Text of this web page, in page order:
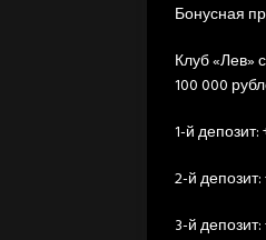
Бонусная
Клуб «Лев»
100 000
1-й депозит:
2-й депозит:
3-й депозит: